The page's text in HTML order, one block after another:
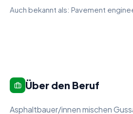
Auch bekannt als: Pavement
Über den Beruf
Asphaltbauer/innen mischen